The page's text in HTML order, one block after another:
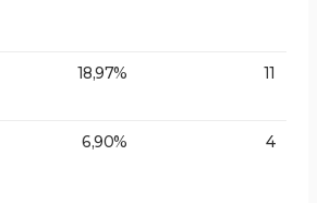
18,97% 11
6,90% 4